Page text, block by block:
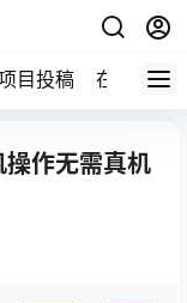
目投稿 在线工具
作无需真机